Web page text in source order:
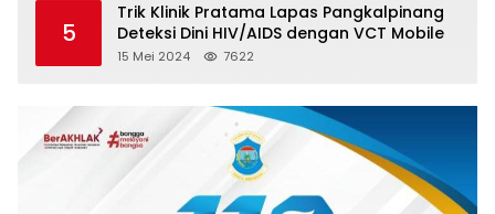
5
Trik Klinik Pratama Lapas Pangkalpinang
Deteksi Dini HIV/AIDS dengan VCT Mobile
15 Mei 2024 7622